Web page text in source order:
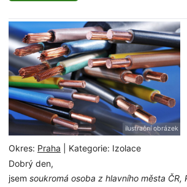
Okres: Praha | Kategorie: Izolace
Dobrý den,
jsem soukromá osoba z hlavního města ČR,
ilustrační obrázek